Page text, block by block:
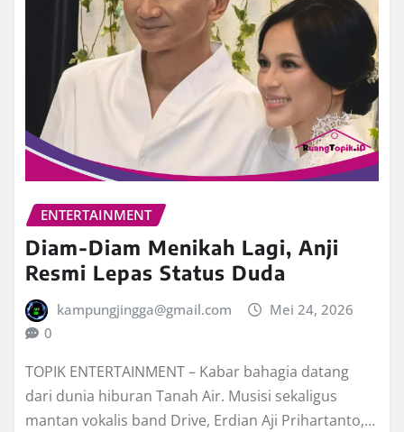
ENTERTAINMENT
Diam-Diam Menikah Lagi, Anji
Resmi Lepas Status Duda
kampungjingga@gmail.com
Mei 24, 2026
0
TOPIK ENTERTAINMENT – Kabar bahagia datang
dari dunia hiburan Tanah Air. Musisi sekaligus
mantan vokalis band Drive, Erdian Aji Prihartanto,…